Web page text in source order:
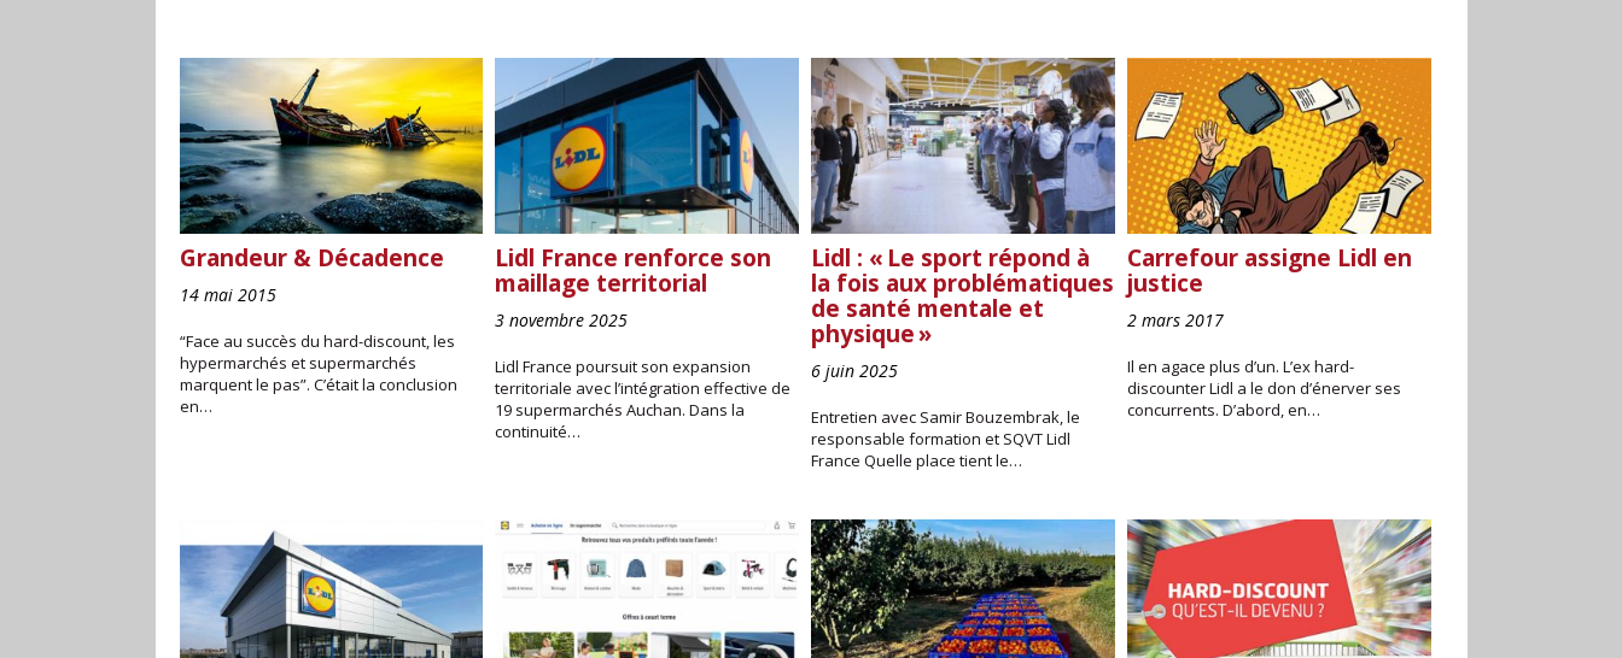
Grandeur & Décadence
14 mai 2015
“Face au succès du hard-discount, les
hypermarchés et supermarchés
marquent le pas”. C’était la conclusion
en…
Lidl France renforce son
maillage territorial
3 novembre 2025
Lidl France poursuit son expansion
territoriale avec l’intégration effective de
19 supermarchés Auchan. Dans la
continuité…
Lidl : « Le sport répond à
la fois aux problématiques
de santé mentale et
physique »
6 juin 2025
Entretien avec Samir Bouzembrak, le
responsable formation et SQVT Lidl
France Quelle place tient le…
Carrefour assigne Lidl en
justice
2 mars 2017
Il en agace plus d’un. L’ex hard-
discounter Lidl a le don d’énerver ses
concurrents. D’abord, en…